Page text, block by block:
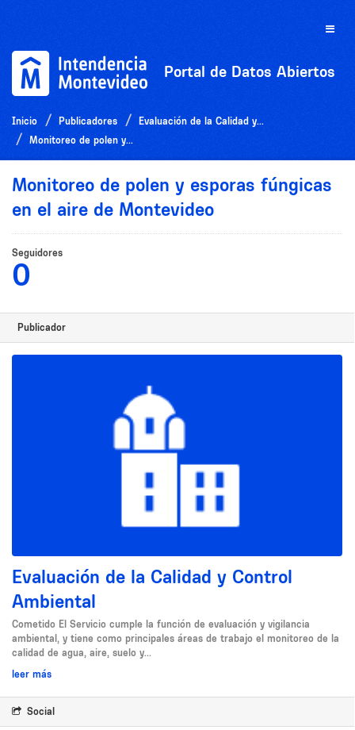
Toggle
Portal de Datos Abiertos
Inicio Publicadores
Evaluación de la Calidad y...
Monitoreo de polen y...
Monitoreo de polen y esporas fúngicas
en el aire de Montevideo
Seguidores
0
Publicador
Evaluación de la Calidad y Control
Ambiental
Cometido El Servicio cumple la función de evaluación y vigilancia
ambiental, y tiene como principales áreas de trabajo el monitoreo de la
calidad de agua, aire, suelo y...
leer más
Social